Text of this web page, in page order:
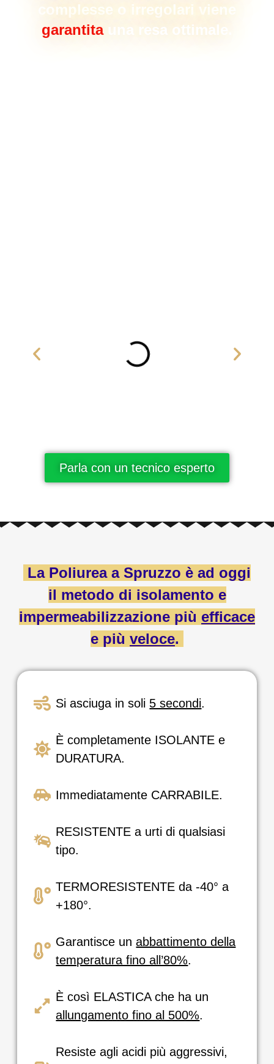
complesse o irregolari viene
garantitauna resa ottimale.
Parla con un tecnico esperto
La Poliurea a Spruzzo è ad oggi
il metodo di isolamento e
impermeabilizzazione più efficace
e più veloce.
Si asciuga in soli 5 secondi.
È completamente ISOLANTE e
DURATURA.
Immediatamente CARRABILE.
RESISTENTE a urti di qualsiasi
tipo.
TERMORESISTENTE da -40° a
+180°.
Garantisce unabbattimento della
temperatura fino all’80%.
È così ELASTICA che ha un
allungamento fino al 500%.
Resiste agli acidi più aggressivi,